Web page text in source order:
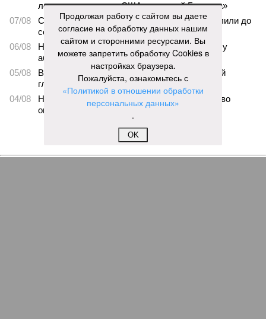
лечение девочки из США с «маской Бэтмена»
07/08
Срок ремонта на внешнем кольце КАД продлили до
середины ноября
06/08
Названы самые популярные специальности у
абитуриентов в Ленинградской области
05/08
В метро Петербурга может появиться первый
глубокий лифт для пассажиров
04/08
На петербургских АЗС отменили большинство
ограничений
ЕЩЕ НОВОСТИ
Продолжая работу с сайтом вы даете
согласие на обработку данных нашим
сайтом и сторонними ресурсами. Вы
можете запретить обработку Cookies в
настройках браузера.
Пожалуйста, ознакомьтесь с
«Политикой в отношении обработки
персональных данных»
.
OK